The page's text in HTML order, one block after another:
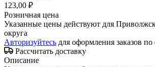
123,00 ₽
Розничная цена
Указанные цены действуют для
округа
Авторизуйтесь для оформления заказов
Рассчитать доставку
Описание